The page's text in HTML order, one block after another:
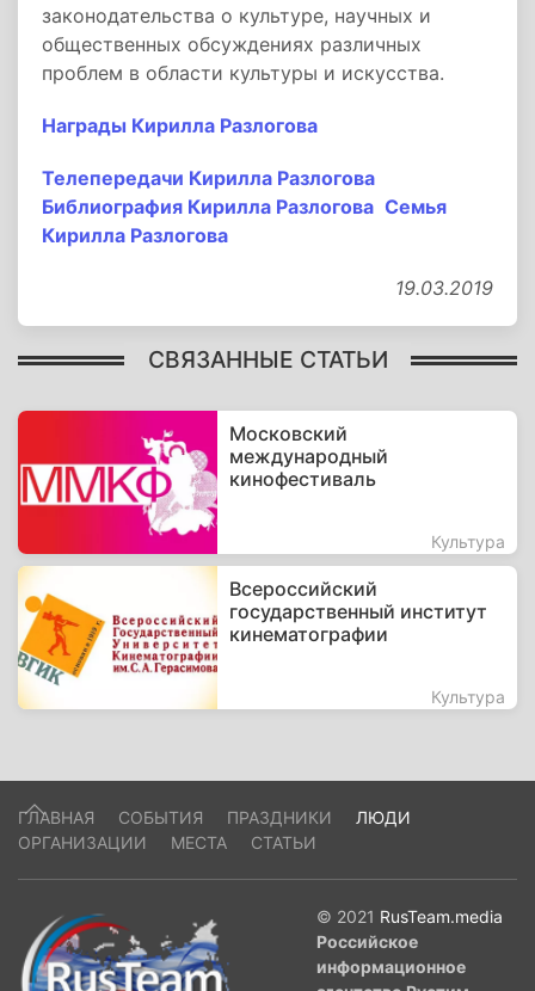
законодательства о культуре, научных и
общественных обсуждениях различных
проблем в области культуры и искусства.
Награды Кирилла Разлогова
Телепередачи Кирилла Разлогова
Библиография Кирилла Разлогова Семья
Кирилла Разлогова
19.03.2019
СВЯЗАННЫЕ СТАТЬИ
Московский
международный
кинофестиваль
Культура
Всероссийский
государственный институт
кинематографии
Культура
ГЛАВНАЯ СОБЫТИЯ ПРАЗДНИКИ
ЛЮДИ
ОРГАНИЗАЦИИ
МЕСТА СТАТЬИ
© 2021 RusTeam.media
Российское
информационное